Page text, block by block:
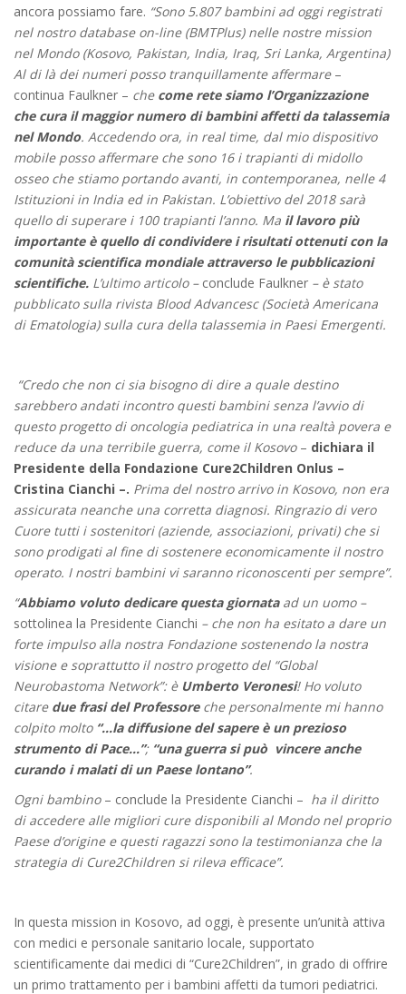
ancora possiamo fare. “Sono 5.807 bambini ad oggi registrati
nel nostro database on-line (BMTPlus) nelle nostre mission
nel Mondo (Kosovo, Pakistan, India, Iraq, Sri Lanka, Argentina)
Al di là dei numeri posso tranquillamente affermare –
continua Faulkner – che come rete siamo l’Organizzazione
che cura il maggior numero di bambini affetti da talassemia
nel Mondo. Accedendo ora, in real time, dal mio dispositivo
mobile posso affermare che sono 16 i trapianti di midollo
osseo che stiamo portando avanti, in contemporanea, nelle 4
Istituzioni in India ed in Pakistan. L’obiettivo del 2018 sarà
quello di superare i 100 trapianti l’anno. Ma il lavoro più
importante è quello di condividere i risultati ottenuti con la
comunità scientifica mondiale attraverso le pubblicazioni
scientifiche. L’ultimo articolo – conclude Faulkner – è stato
pubblicato sulla rivista Blood Advancesc (Società Americana
di Ematologia) sulla cura della talassemia in Paesi Emergenti.
“Credo che non ci sia bisogno di dire a quale destino
sarebbero andati incontro questi bambini senza l’avvio di
questo progetto di oncologia pediatrica in una realtà povera e
reduce da una terribile guerra, come il Kosovo – dichiara il
Presidente della Fondazione Cure2Children Onlus –
Cristina Cianchi –. Prima del nostro arrivo in Kosovo, non era
assicurata neanche una corretta diagnosi. Ringrazio di vero
Cuore tutti i sostenitori (aziende, associazioni, privati) che si
sono prodigati al fine di sostenere economicamente il nostro
operato. I nostri bambini vi saranno riconoscenti per sempre”.
“Abbiamo voluto dedicare questa giornataad un uomo –
sottolinea la Presidente Cianchi – che non ha esitato a dare un
forte impulso alla nostra Fondazione sostenendo la nostra
visione e soprattutto il nostro progetto del “Global
Neurobastoma Network”: è Umberto Veronesi! Ho voluto
citare due frasi del Professoreche personalmente mi hanno
colpito molto “…la diffusione del sapere è un prezioso
strumento di Pace…”; “una guerra si può vincere anche
curando i malati di un Paese lontano”.
Ogni bambino– conclude la Presidente Cianchi – ha il diritto
di accedere alle migliori cure disponibili al Mondo nel proprio
Paese d’origine e questi ragazzi sono la testimonianza che la
strategia di Cure2Children si rileva efficace”.
In questa mission in Kosovo, ad oggi, è presente un’unità attiva
con medici e personale sanitario locale, supportato
scientificamente dai medici di “Cure2Children”, in grado di offrire
un primo trattamento per i bambini affetti da tumori pediatrici.